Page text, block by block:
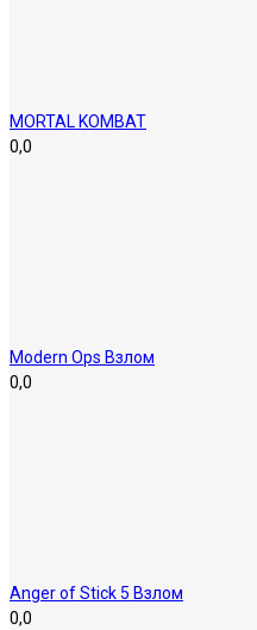
MORTAL KOMBAT
0,0
Modern Ops Взлом
0,0
Anger of Stick 5 Взлом
0,0